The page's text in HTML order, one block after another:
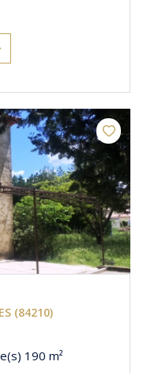
(84210)
Villa 7 pièce(s) 4 chambre(s) 190 m²